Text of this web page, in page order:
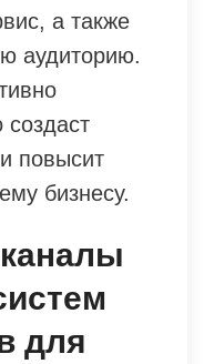
а также
аудиторию.
создаст
повысит
бизнесу.
для